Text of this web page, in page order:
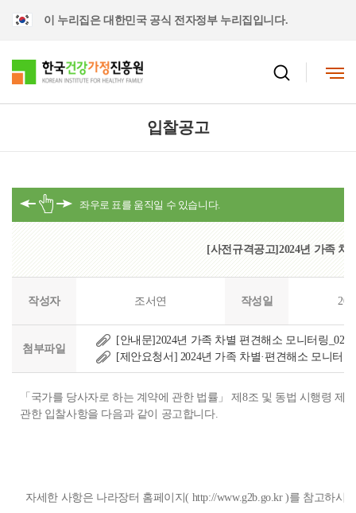
이 누리집은 대한민국 공식 전자정부 누리집입니다.
입찰공고
[사전규격공고]2024년 가족 차
작성자 조서연 작성일
첨부파일
[안내문]2024년 가족 차별 편견해소 모니터링
[제안요청서] 2024년 가족 차별·편견해소 모니터
「국가를 당사자로 하는 계약에 관한 법률」 제8조 및 동법 시행령 제
관한 입찰사항을 다음과 같이 공고합니다.
자세한 사항은 나라장터 홈페이지( http://www.g2b.go.kr )를 참고하시